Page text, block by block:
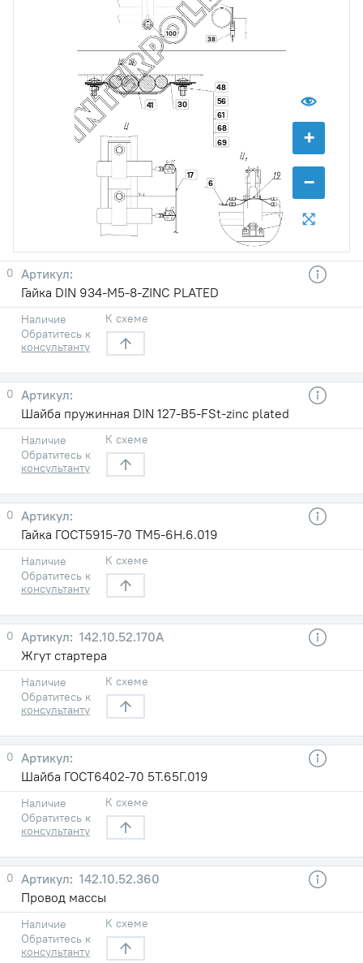
+
−
6
17
30
38
41
48
56
61
68
69
100
0
Гайка DIN 934-M5-8-ZINC PLATED
Наличие
Обратитесь к
консультанту
К схеме
0
Шайба пружинная DIN 127-B5-FSt-zinc plated
Наличие
Обратитесь к
консультанту
К схеме
0
Гайка ГОСТ5915-70 TM5-6H.6.019
Наличие
Обратитесь к
консультанту
К схеме
0
142.10.52.170А
Жгут стартера
Наличие
Обратитесь к
консультанту
К схеме
0
Шайба ГОСТ6402-70 5Т.65Г.019
Наличие
Обратитесь к
консультанту
К схеме
0
142.10.52.360
Провод массы
Наличие
Обратитесь к
консультанту
К схеме